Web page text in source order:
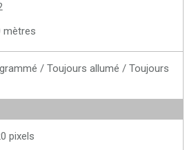
mètres
/ Toujours allumé / Toujours
pixels